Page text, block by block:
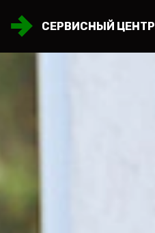
СЕРВИСНЫЙ ЦЕНТР